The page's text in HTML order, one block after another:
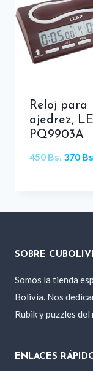
Reloj para
ajedrez,
PQ9903A
450Bs. El
era:
370
SOBRE
Somos la tienda
Bolivia. Nos
Rubik y puzzles del
ENLACES